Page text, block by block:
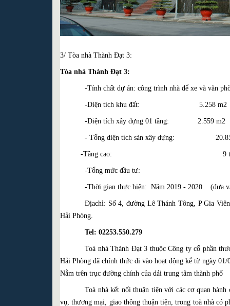
3/ Tòa nhà Thành Đạt 3:
Tòa nhà Thành Đạt 3:
-Tính chất dự án: công trình nhà để xe và văn
-Diện tích khu đất: 5.258 m2
-Diện tích xây dựng 01 tầng: 2.559 m2
- Tổng diện tích sàn xây dựng:
-Tầng cao: 9
-Tổng mức đầu tư:
-Thời gian thực hiện: Năm 2019 - 2020. (đưa
Địachỉ: Số 4, đường Lê Thánh Tông, P Gia
Hải Phòng.
Tel: 02253.550.279
Toà nhà Thành Đạt 3 thuộc Công ty cổ phần
Hải Phòng đã chính thức đi vào hoạt động kể từ ngày 01/
Nằm trên trục đường chính của dải trung tâm thành phố
Toà nhà kết nối thuận tiện với các cơ quan
vụ, thương mại, giao thông thuận tiện, trong toà nhà có